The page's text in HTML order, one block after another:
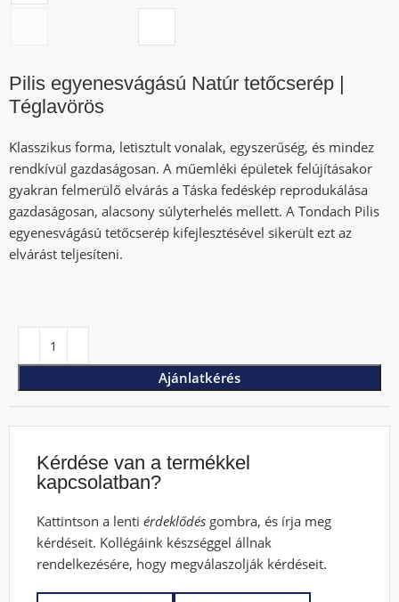
Pilis egyenesvágású Natúr tetőcserép |
Téglavörös
Klasszikus forma, letisztult vonalak, egyszerűség, és mindez
rendkívül gazdaságosan. A műemléki épületek felújításakor
gyakran felmerülő elvárás a Táska fedéskép reprodukálása
gazdaságosan, alacsony súlyterhelés mellett. A Tondach Pilis
egyenesvágású tetőcserép kifejlesztésével sikerült ezt az
elvárást teljesíteni.
Ajánlatkérés
Kérdése van a termékkel
kapcsolatban?
Kattintson a lentiérdeklődés gombra, és írja meg
kérdéseit. Kollégáink készséggel állnak
rendelkezésére, hogy megválaszolják kérdéseit.